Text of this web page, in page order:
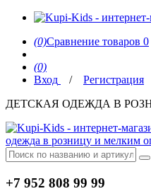
(0)Сравнение товаров 0
(0)
Вход
/
Регистрация
ДЕТСКАЯ ОДЕЖДА В
одежда в розницу и мелким
+7 952 808 99 99